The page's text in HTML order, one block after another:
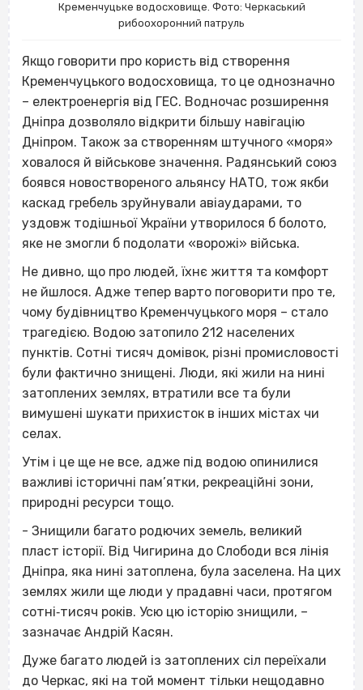
Кременчуцьке водосховище. Фото: Черкаський
рибоохоронний патруль
Якщо говорити про користь від створення
Кременчуцького водосховища, то це однозначно
– електроенергія від ГЕС. Водночас розширення
Дніпра дозволяло відкрити більшу навігацію
Дніпром. Також за створенням штучного «моря»
ховалося й військове значення. Радянський союз
боявся новоствореного альянсу НАТО, тож якби
каскад гребель зруйнували авіаударами, то
уздовж тодішньої України утворилося б болото,
яке не змогли б подолати «ворожі» війська.
Не дивно, що про людей, їхнє життя та комфорт
не йшлося. Адже тепер варто поговорити про те,
чому будівництво Кременчуцького моря – стало
трагедією. Водою затопило 212 населених
пунктів. Сотні тисяч домівок, різні промисловості
були фактично знищені. Люди, які жили на нині
затоплених землях, втратили все та були
вимушені шукати прихисток в інших містах чи
селах.
Утім і це ще не все, адже під водою опинилися
важливі історичні пам’ятки, рекреаційні зони,
природні ресурси тощо.
- Знищили багато родючих земель, великий
пласт історії. Від Чигирина до Слободи вся лінія
Дніпра, яка нині затоплена, була заселена. На цих
землях жили ще люди у прадавні часи, протягом
сотні‐тисяч років. Усю цю історію знищили, –
зазначає Андрій Касян.
Дуже багато людей із затоплених сіл переїхали
до Черкас, які на той момент тільки нещодавно